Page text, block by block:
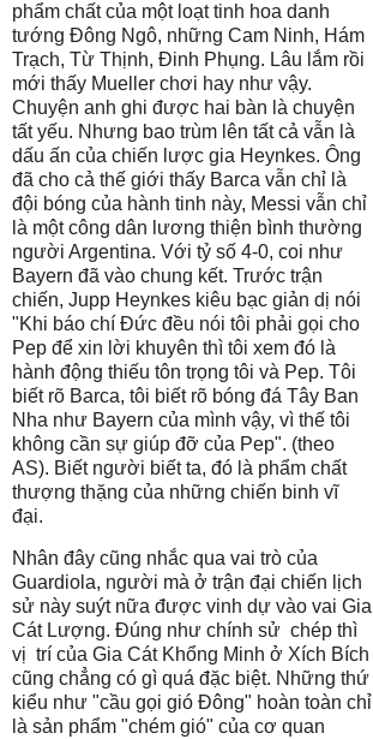
phẩm chất của một loạt tinh hoa danh
tướng Đông Ngô, những Cam Ninh, Hám
Trạch, Từ Thịnh, Đinh Phụng. Lâu lắm rồi
mới thấy Mueller chơi hay như vậy.
Chuyện anh ghi được hai bàn là chuyện
tất yếu. Nhưng bao trùm lên tất cả vẫn là
dấu ấn của chiến lược gia Heynkes. Ông
đã cho cả thế giới thấy Barca vẫn chỉ là
đội bóng của hành tinh này, Messi vẫn chỉ
là một công dân lương thiện bình thường
người Argentina. Với tỷ số 4-0, coi như
Bayern đã vào chung kết. Trước trận
chiến, Jupp Heynkes kiêu bạc giản dị nói
"Khi báo chí Đức đều nói tôi phải gọi cho
Pep để xin lời khuyên thì tôi xem đó là
hành động thiếu tôn trọng tôi và Pep. Tôi
biết rõ Barca, tôi biết rõ bóng đá Tây Ban
Nha như Bayern của mình vậy, vì thế tôi
không cần sự giúp đỡ của Pep". (theo
AS). Biết người biết ta, đó là phẩm chất
thượng thặng của những chiến binh vĩ
đại.
Nhân đây cũng nhắc qua vai trò của
Guardiola, người mà ở trận đại chiến lịch
sử này suýt nữa được vinh dự vào vai Gia
Cát Lượng. Đúng như chính sử chép thì
vị trí của Gia Cát Khổng Minh ở Xích Bích
cũng chẳng có gì quá đặc biệt. Những thứ
kiểu như "cầu gọi gió Đông" hoàn toàn chỉ
là sản phẩm "chém gió" của cơ quan